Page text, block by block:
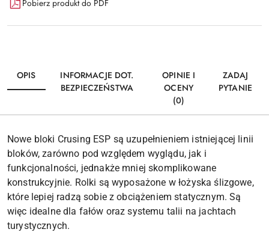
Pobierz produkt do PDF
OPIS
INFORMACJE DOT.
BEZPIECZEŃSTWA
OPINIE I
OCENY
(0)
ZADAJ
PYTANIE
Nowe bloki Crusing ESP są uzupełnieniem istniejącej linii
bloków, zarówno pod względem wyglądu, jak i
funkcjonalności, jednakże mniej skomplikowane
konstrukcyjnie. Rolki są wyposażone w łożyska ślizgowe,
które lepiej radzą sobie z obciążeniem statycznym. Są
więc idealne dla fałów oraz systemu talii na jachtach
turystycznych.